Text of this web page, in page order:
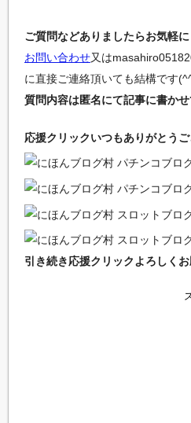
ご質問などありましたらお気軽
お問い合わせ又は
に直接ご連絡頂いても結構です
質問内容は匿名にて記事に書か
応援クリックいつもありがとう
引き続き応援クリックよろしく